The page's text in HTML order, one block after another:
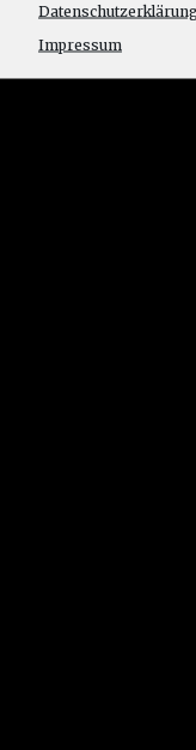
Impressum